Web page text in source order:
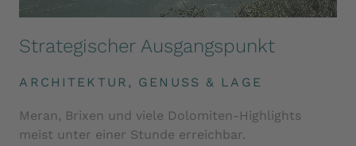
Strategischer Ausgangspunkt
ARCHITEKTUR, GENUSS & LAGE
Meran, Brixen und viele Dolomiten-Highlights
meist unter einer Stunde erreichbar.